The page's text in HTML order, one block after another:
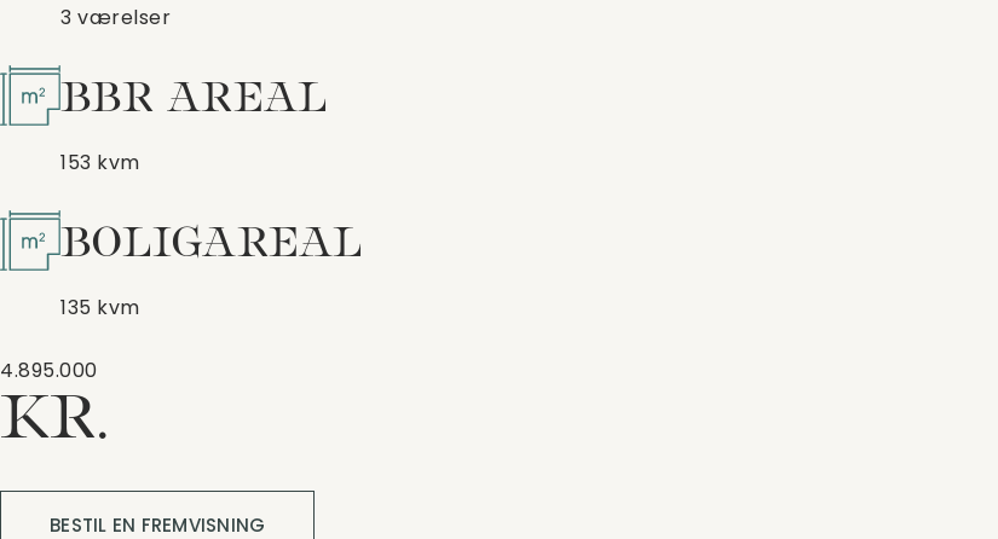
3 værelser
BBR AREAL
153 kvm
BOLIGAREAL
135 kvm
4.895.000
KR.
BESTIL EN FREMVISNING